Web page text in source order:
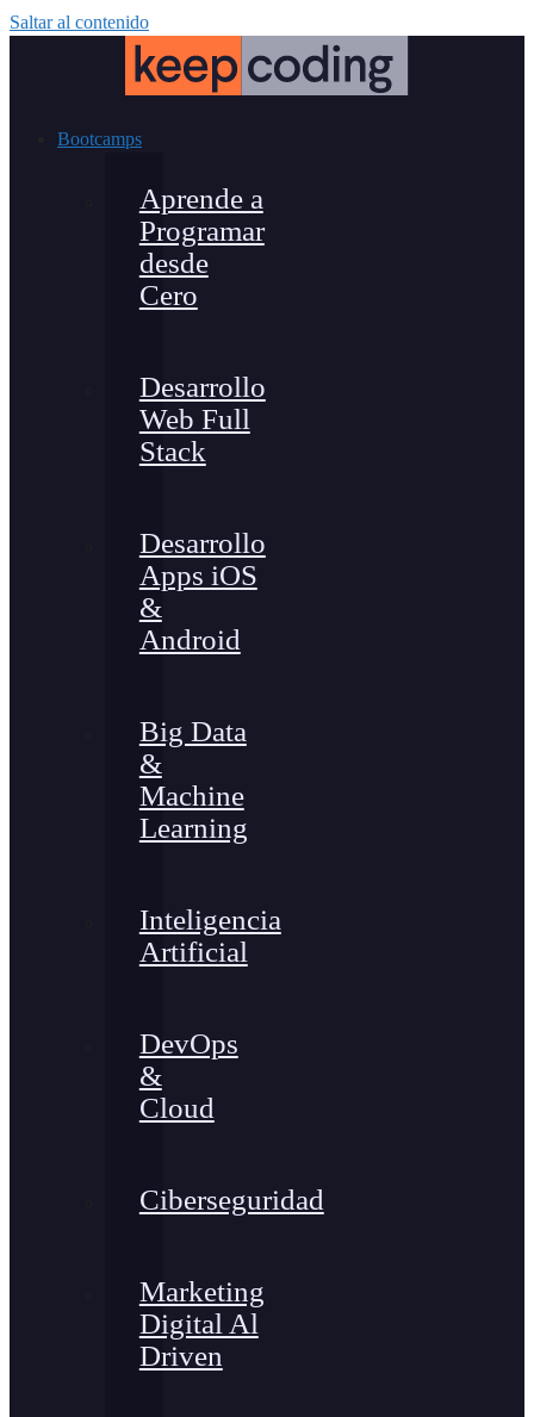
Saltar al contenido
Bootcamps
Aprende a
Programar
desde
Cero
Desarrollo
Web Full
Stack
Desarrollo
Apps iOS
&
Android
Big Data
&
Machine
Learning
Inteligencia
Artificial
DevOps
&
Cloud
Ciberseguridad
Marketing
Digital Al
Driven